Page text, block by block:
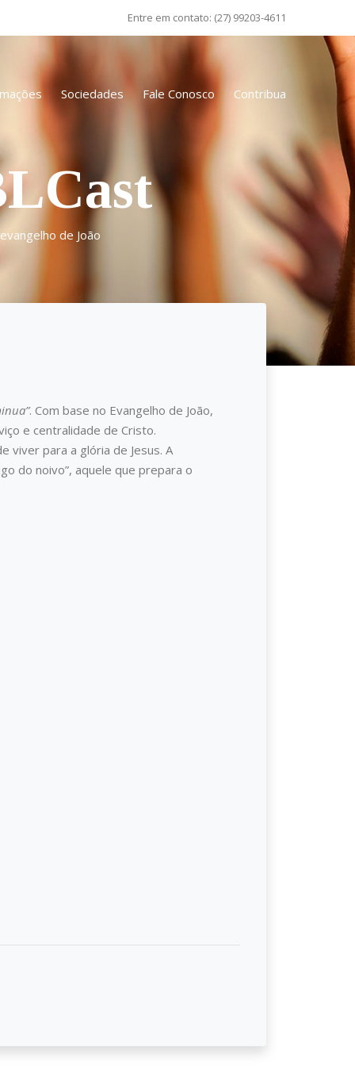
Entre em contato: (27) 99203-4611
Sociedades Fale Conosco Contribua
de João
. Com base no Evangelho de João,
e centralidade de Cristo.
viver para a glória de Jesus. A
do noivo”, aquele que prepara o